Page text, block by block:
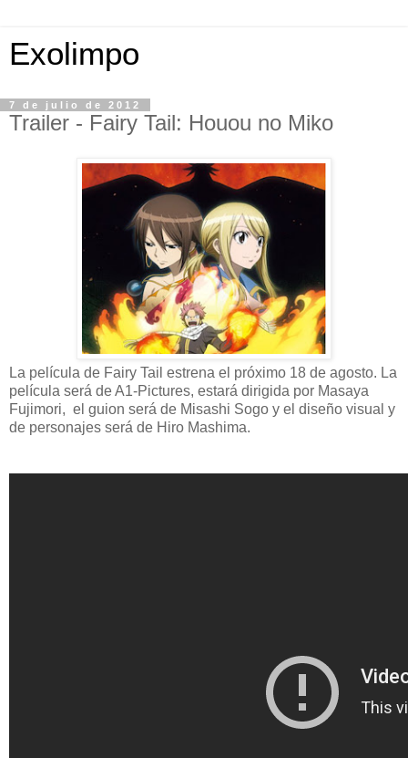
Exolimpo
7 de julio de 2012
Trailer - Fairy Tail: Houou no Miko
La película de Fairy Tail estrena el próximo 18 de agosto. La
película será de A1-Pictures, estará dirigida por Masaya
Fujimori, el guion será de Misashi Sogo y el diseño visual y
de personajes será de Hiro Mashima.